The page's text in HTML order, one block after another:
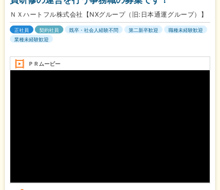
ＮＸハートフル株式会社【NXグループ（旧:日本通運グループ）】
正社員 契約社員 既卒・社会人経験不問 第二新卒歓迎
職種未経験歓迎
業種未経験歓迎
ＰＲムービー